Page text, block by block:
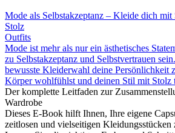
Mode als Selbstakzeptanz – Kleide dich mit
Stolz
Outfits
Mode ist mehr als nur ein ästhetisches
zu Selbstakzeptanz und Selbstvertrauen
bewusste Kleiderwahl deine Persönlichkeit
Körper wohlfühlst und deinen Stil mit Stolz
Der komplette Leitfaden zur
Wardrobe
Dieses E-Book hilft Ihnen, Ihre eigene
zeitlosen und vielseitigen Kleidungsstücken